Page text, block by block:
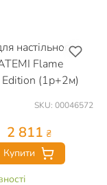
настільного
Flame
Edition (1р+2м)
SKU: 00046572
2 811 ₴
Купити